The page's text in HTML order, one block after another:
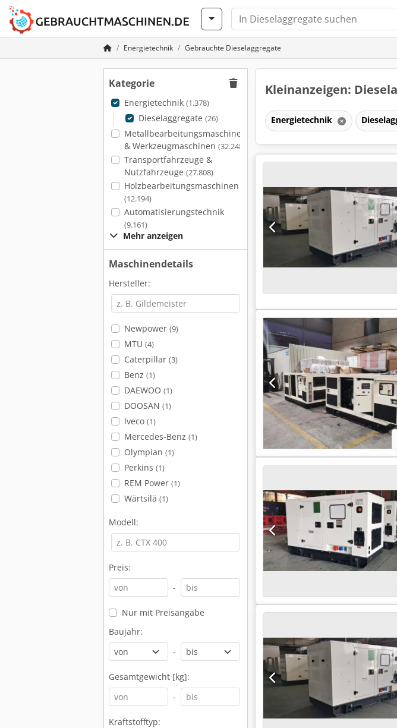
Energietechnik Gebrauchte Dieselaggregate
Kategorie
Energietechnik (1.378)
Dieselaggregate (26)
Metallbearbeitungsmaschinen
& Werkzeugmaschinen (32.248)
Transportfahrzeuge &
Nutzfahrzeuge (27.808)
Holzbearbeitungsmaschinen
(12.194)
Automatisierungstechnik
(9.161)
Mehr anzeigen
Maschinendetails
Hersteller:
Newpower (9)
MTU (4)
Caterpillar (3)
Benz (1)
DAEWOO (1)
DOOSAN (1)
Iveco (1)
Mercedes-Benz (1)
Olympian (1)
Perkins (1)
REM Power (1)
Wärtsilä (1)
Modell:
Preis:
-
Nur mit Preisangabe
Baujahr:
-
Gesamtgewicht [kg]:
-
Kraftstofftyp:
Kleinanzeigen:
Energietechnik